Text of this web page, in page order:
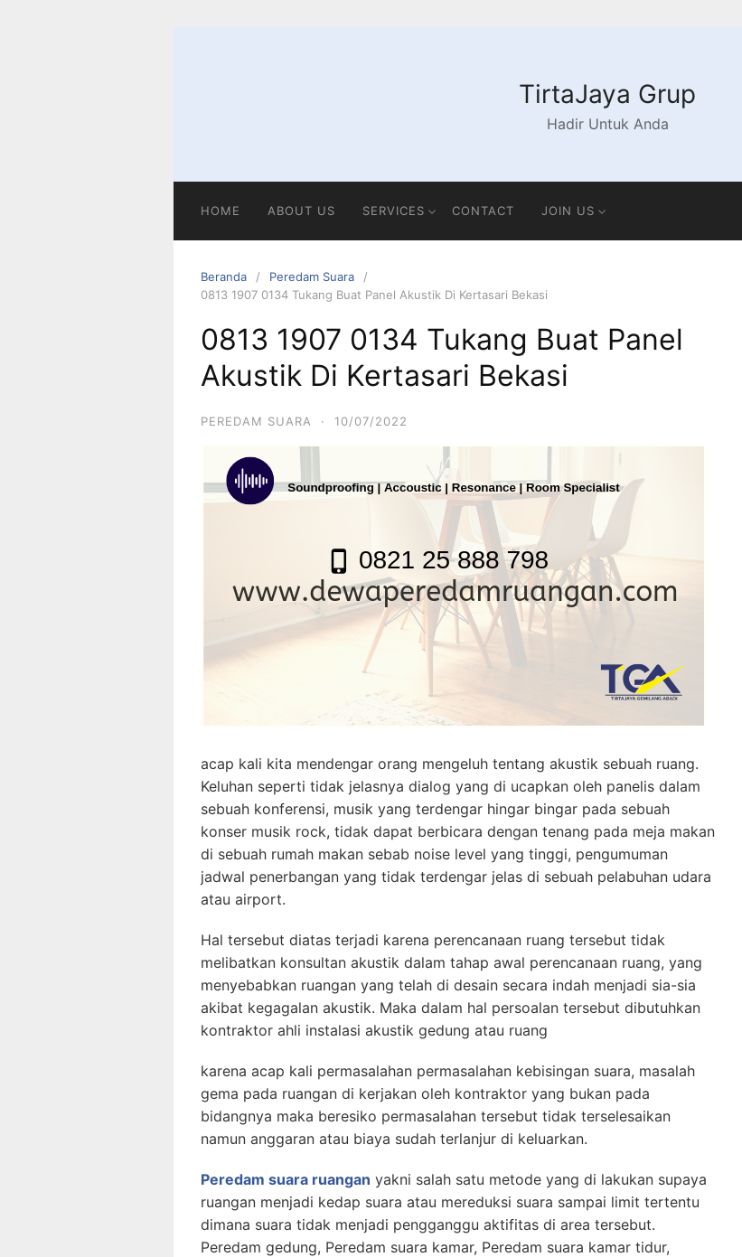
TirtaJaya Grup
Hadir Untuk Anda
HOME ABOUT US SERVICES CONTACT JOIN US
Beranda
Peredam Suara
0813 1907 0134 Tukang Buat Panel Akustik Di Kertasari Bekasi
0813 1907 0134 Tukang Buat Panel
Akustik Di Kertasari Bekasi
PEREDAM SUARA · 10/07/2022
acap kali kita mendengar orang mengeluh tentang akustik sebuah ruang.
Keluhan seperti tidak jelasnya dialog yang di ucapkan oleh panelis dalam
sebuah konferensi, musik yang terdengar hingar bingar pada sebuah
konser musik rock, tidak dapat berbicara dengan tenang pada meja makan
di sebuah rumah makan sebab noise level yang tinggi, pengumuman
jadwal penerbangan yang tidak terdengar jelas di sebuah pelabuhan udara
atau airport.
Hal tersebut diatas terjadi karena perencanaan ruang tersebut tidak
melibatkan konsultan akustik dalam tahap awal perencanaan ruang, yang
menyebabkan ruangan yang telah di desain secara indah menjadi sia-sia
akibat kegagalan akustik. Maka dalam hal persoalan tersebut dibutuhkan
kontraktor ahli instalasi akustik gedung atau ruang
karena acap kali permasalahan permasalahan kebisingan suara, masalah
gema pada ruangan di kerjakan oleh kontraktor yang bukan pada
bidangnya maka beresiko permasalahan tersebut tidak terselesaikan
namun anggaran atau biaya sudah terlanjur di keluarkan.
Peredam suara ruangan yakni salah satu metode yang di lakukan supaya
ruangan menjadi kedap suara atau mereduksi suara sampai limit tertentu
dimana suara tidak menjadi pengganggu aktifitas di area tersebut.
Peredam gedung, Peredam suara kamar, Peredam suara kamar tidur,